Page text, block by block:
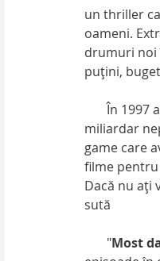
un thriller
oameni.
drumuri noi
puţini,
În
miliardar
game care
filme pentru
Dacă nu aţi
sută
       "
Most